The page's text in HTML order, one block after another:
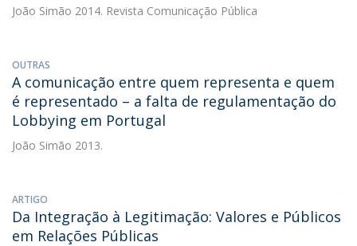
João Simão 2014. Revista Comunicação Pública
OUTRAS
A comunicação entre quem representa e quem
é representado – a falta de regulamentação do
Lobbying em Portugal
João Simão 2013.
ARTIGO
Da Integração à Legitimação: Valores e Públicos
em Relações Públicas